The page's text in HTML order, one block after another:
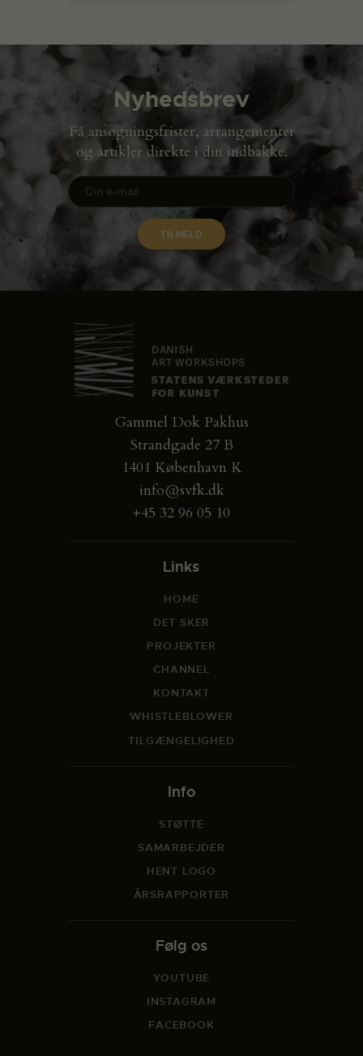
Nyhedsbrev
Få ansøgningsfrister, arrangementer
og artikler direkte i din indbakke.
Gammel Dok Pakhus
Strandgade 27 B
1401 København K
info@svfk.dk
+45 32 96 05 10
Links
HOME
DET SKER
PROJEKTER
CHANNEL
KONTAKT
WHISTLEBLOWER
TILGÆNGELIGHED
Info
STØTTE
SAMARBEJDER
HENT LOGO
ÅRSRAPPORTER
Følg os
YOUTUBE
INSTAGRAM
FACEBOOK